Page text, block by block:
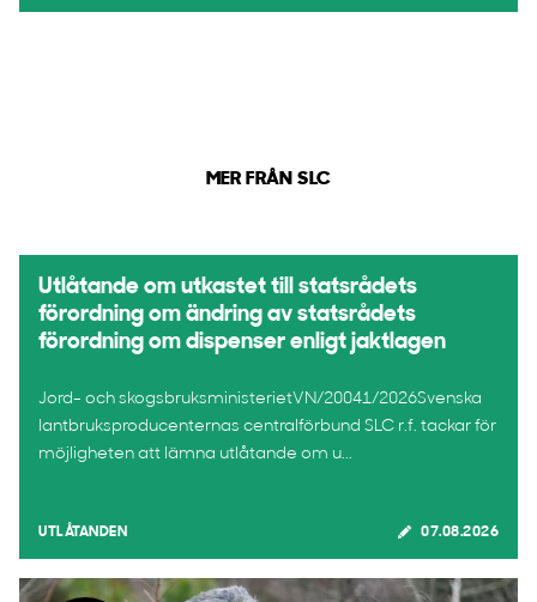
MER FRÅN SLC
Utlåtande om utkastet till statsrådets
förordning om ändring av statsrådets
förordning om dispenser enligt jaktlagen
Jord- och skogsbruksministerietVN/20041/2026Svenska
lantbruksproducenternas centralförbund SLC r.f. tackar för
möjligheten att lämna utlåtande om u...
UTLÅTANDEN 07.08.2026